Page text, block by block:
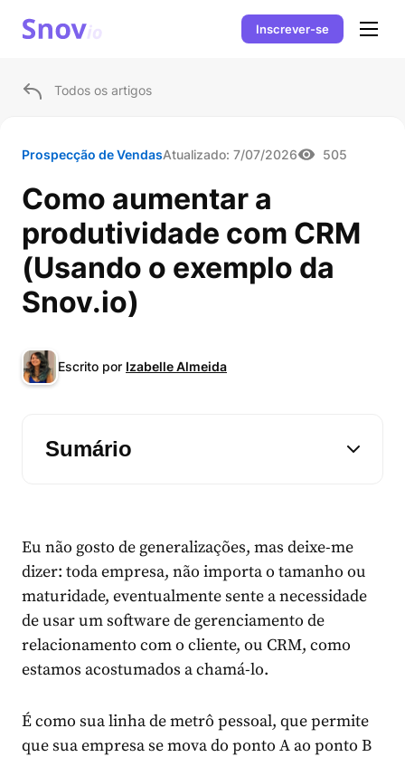
Inscrever-se
Todos os artigos
Prospecção de VendasAtualizado: 7/07/2026 505
Como aumentar a
produtividade com CRM
(Usando o exemplo da
Snov.io)
Escrito por Izabelle Almeida
Sumário
Eu não gosto de generalizações, mas deixe-me
dizer: toda empresa, não importa o tamanho ou
maturidade, eventualmente sente a necessidade
de usar um software de gerenciamento de
relacionamento com o cliente, ou CRM, como
estamos acostumados a chamá-lo.
É como sua linha de metrô pessoal, que permite
que sua empresa se mova do ponto A ao ponto B